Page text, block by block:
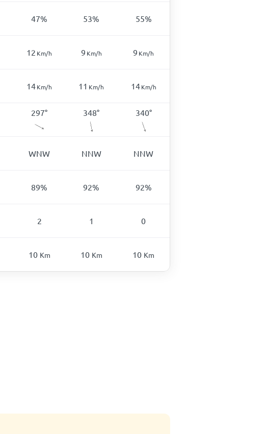
47% 53% 55%
12 Km/h 9 Km/h 9 Km/h
14Km/h 11 Km/h 14 Km/h
297° 348° 340°
WNW NNW NNW
89% 92% 92%
2 1 0
10 Km 10 Km 10 Km